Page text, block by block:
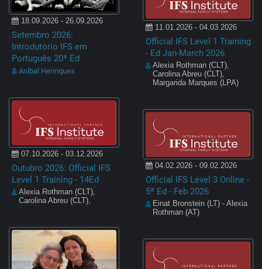
18.09.2026 - 26.09.2026
Setembro 2026:
Introdutório IFS em
Português 20ª Ed
Aníbal Henriques
07.10.2026 - 03.12.2026
Outubro 2026: Official IFS
Level 1 Training - 14Ed
Alexia Rothman (CLT),
Carolina Abreu (CLT),
11.01.2026 - 04.03.2026
Official IFS Level 1 Training
- Ed Jan-March 2026
Alexia Rothman (CLT),
Carolina Abreu (CLT),
Margarida Marques (LPA)
04.02.2026 - 09.02.2026
Official IFS Level 3 Online -
5ª Ed - Feb 2026
Einat Bronstein (LT) - Alexia
Rothman (AT)